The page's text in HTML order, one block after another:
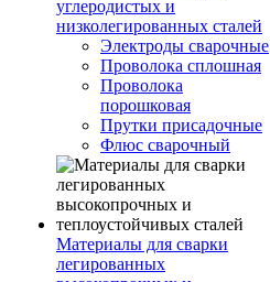
углеродистых и
низколегированных сталей
Электроды сварочные
Проволока сплошная
Проволока
порошковая
Прутки присадочные
Флюс сварочный
Материалы для сварки
легированных